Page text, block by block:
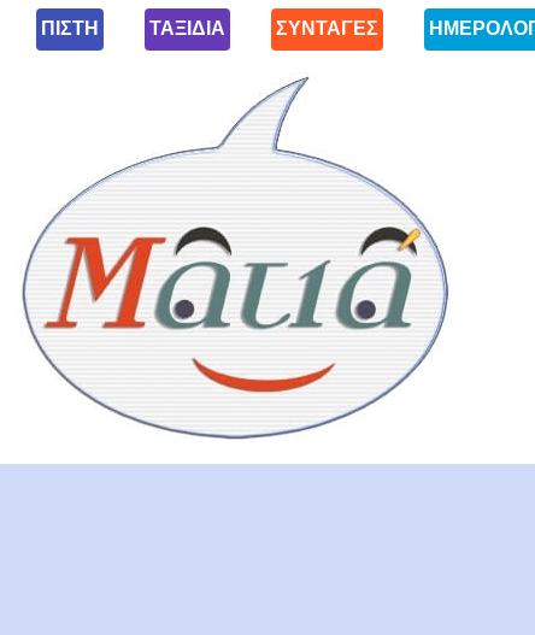
ΠΙΣΤΗ ΤΑΞΙΔΙΑ ΣΥΝΤΑΓΕΣ